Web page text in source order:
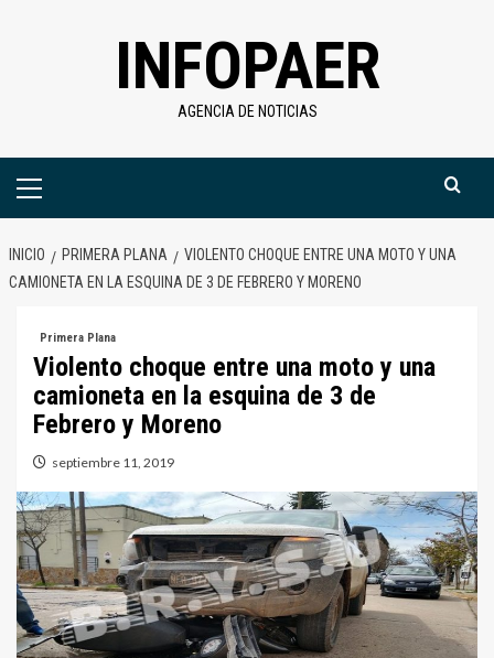
INFOPAER
AGENCIA DE NOTICIAS
Menú
INICIO PRIMERA PLANA
VIOLENTO CHOQUE ENTRE UNA MOTO Y UNA
CAMIONETA EN LA ESQUINA DE 3 DE FEBRERO Y MORENO
Primera Plana
Violento choque entre una moto y una
camioneta en la esquina de 3 de
Febrero y Moreno
septiembre 11, 2019